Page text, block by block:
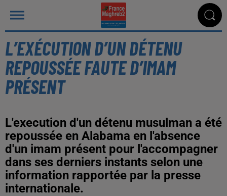
L’EXÉCUTION D’UN DÉTENU
REPOUSSÉE FAUTE D’IMAM
PRÉSENT
L'execution d'un détenu musulman a été
repoussée en Alabama en l'absence
d'un imam présent pour l'accompagner
dans ses derniers instants selon une
information rapportée par la presse
internationale.